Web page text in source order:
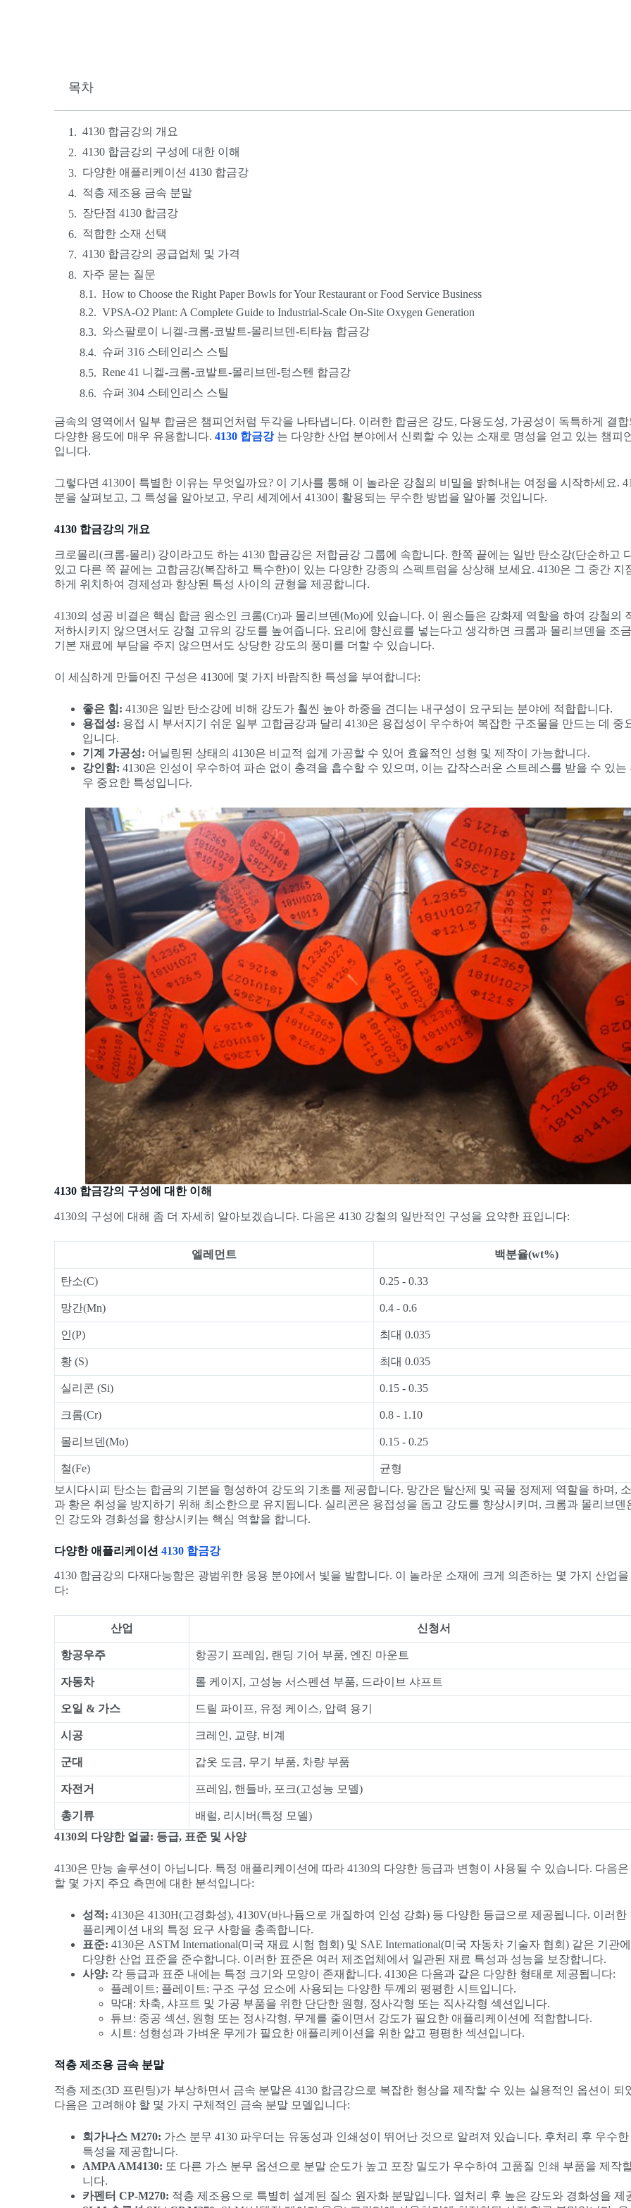
목차
4130 합금강의 개요
4130 합금강의 구성에 대한 이해
다양한 애플리케이션 4130 합금강
적층 제조용 금속 분말
장단점 4130 합금강
적합한 소재 선택
4130 합금강의 공급업체 및 가격
자주 묻는 질문
How to Choose the Right Paper Bowls for Your Restaurant or Food Service Business
VPSA-O2 Plant: A Complete Guide to Industrial-Scale On-Site Oxygen Generation
와스팔로이 니켈-크롬-코발트-몰리브덴-티타늄 합금강
슈퍼 316 스테인리스 스틸
Rene 41 니켈-크롬-코발트-몰리브덴-텅스텐 합금강
슈퍼 304 스테인리스 스틸
금속의 영역에서 일부 합금은 챔피언처럼 두각을 나타냅니다. 이러한 합금은 강도, 다용도성, 가공성이 독특하게 결합
다양한 용도에 매우 유용합니다.4130 합금강는 다양한 산업 분야에서 신뢰할 수 있는 소재로 명성을 얻고 있는 챔피
입니다.
그렇다면 4130이 특별한 이유는 무엇일까요? 이 기사를 통해 이 놀라운 강철의 비밀을 밝혀내는 여정을 시작하세요.
분을 살펴보고, 그 특성을 알아보고, 우리 세계에서 4130이 활용되는 무수한 방법을 알아볼 것입니다.
4130 합금강의 개요
크로몰리(크롬-몰리) 강이라고도 하는 4130 합금강은 저합금강 그룹에 속합니다. 한쪽 끝에는 일반 탄소강(단순하고
있고 다른 쪽 끝에는 고합금강(복잡하고 특수한)이 있는 다양한 강종의 스펙트럼을 상상해 보세요. 4130은 그 중간 지
하게 위치하여 경제성과 향상된 특성 사이의 균형을 제공합니다.
4130의 성공 비결은 핵심 합금 원소인 크롬(Cr)과 몰리브덴(Mo)에 있습니다. 이 원소들은 강화제 역할을 하여 강철의
저하시키지 않으면서도 강철 고유의 강도를 높여줍니다. 요리에 향신료를 넣는다고 생각하면 크롬과 몰리브덴을 조
기본 재료에 부담을 주지 않으면서도 상당한 강도의 풍미를 더할 수 있습니다.
이 세심하게 만들어진 구성은 4130에 몇 가지 바람직한 특성을 부여합니다:
좋은 힘: 4130은 일반 탄소강에 비해 강도가 훨씬 높아 하중을 견디는 내구성이 요구되는 분야에 적합합니다.
용접성: 용접 시 부서지기 쉬운 일부 고합금강과 달리 4130은 용접성이 우수하여 복잡한 구조물을 만드는 데 중
입니다.
기계 가공성: 어닐링된 상태의 4130은 비교적 쉽게 가공할 수 있어 효율적인 성형 및 제작이 가능합니다.
강인함: 4130은 인성이 우수하여 파손 없이 충격을 흡수할 수 있으며, 이는 갑작스러운 스트레스를 받을 수 있는
우 중요한 특성입니다.
4130 합금강의 구성에 대한 이해
4130의 구성에 대해 좀 더 자세히 알아보겠습니다. 다음은 4130 강철의 일반적인 구성을 요약한 표입니다:
엘레먼트 백분율(wt%)
탄소(C) 0.25 - 0.33
망간(Mn) 0.4 - 0.6
인(P) 최대 0.035
황 (S) 최대 0.035
실리콘 (Si) 0.15 - 0.35
크롬(Cr) 0.8 - 1.10
몰리브덴(Mo) 0.15 - 0.25
철(Fe)
균형
보시다시피 탄소는 합금의 기본을 형성하여 강도의 기초를 제공합니다. 망간은 탈산제 및 곡물 정제제 역할을 하며, 소
과 황은 취성을 방지하기 위해 최소한으로 유지됩니다. 실리콘은 용접성을 돕고 강도를 향상시키며, 크롬과 몰리브덴
인 강도와 경화성을 향상시키는 핵심 역할을 합니다.
다양한 애플리케이션4130 합금강
4130 합금강의 다재다능함은 광범위한 응용 분야에서 빛을 발합니다. 이 놀라운 소재에 크게 의존하는 몇 가지 산업을
다:
산업 신청서
항공우주 항공기 프레임, 랜딩 기어 부품, 엔진 마운트
자동차 롤 케이지, 고성능 서스펜션 부품, 드라이브 샤프트
오일 & 가스 드릴 파이프, 유정 케이스, 압력 용기
시공 크레인, 교량, 비계
군대 갑옷 도금, 무기 부품, 차량 부품
자전거 프레임, 핸들바, 포크(고성능 모델)
총기류
배럴, 리시버(특정 모델)
4130의 다양한 얼굴: 등급, 표준 및 사양
4130은 만능 솔루션이 아닙니다. 특정 애플리케이션에 따라 4130의 다양한 등급과 변형이 사용될 수 있습니다. 다음
할 몇 가지 주요 측면에 대한 분석입니다:
성적: 4130은 4130H(고경화성), 4130V(바나듐으로 개질하여 인성 강화) 등 다양한 등급으로 제공됩니다. 이러한
플리케이션 내의 특정 요구 사항을 충족합니다.
표준: 4130은 ASTM International(미국 재료 시험 협회) 및 SAE International(미국 자동차 기술자 협회) 같은 기관
다양한 산업 표준을 준수합니다. 이러한 표준은 여러 제조업체에서 일관된 재료 특성과 성능을 보장합니다.
사양: 각 등급과 표준 내에는 특정 크기와 모양이 존재합니다. 4130은 다음과 같은 다양한 형태로 제공됩니다:
플레이트: 플레이트: 구조 구성 요소에 사용되는 다양한 두께의 평평한 시트입니다.
막대: 차축, 샤프트 및 가공 부품을 위한 단단한 원형, 정사각형 또는 직사각형 섹션입니다.
튜브: 중공 섹션, 원형 또는 정사각형, 무게를 줄이면서 강도가 필요한 애플리케이션에 적합합니다.
시트: 성형성과 가벼운 무게가 필요한 애플리케이션을 위한 얇고 평평한 섹션입니다.
적층 제조용 금속 분말
적층 제조(3D 프린팅)가 부상하면서 금속 분말은 4130 합금강으로 복잡한 형상을 제작할 수 있는 실용적인 옵션이 되
다음은 고려해야 할 몇 가지 구체적인 금속 분말 모델입니다:
회가나스 M270: 가스 분무 4130 파우더는 유동성과 인쇄성이 뛰어난 것으로 알려져 있습니다. 후처리 후 우수한
특성을 제공합니다.
AMPA AM4130: 또 다른 가스 분무 옵션으로 분말 순도가 높고 포장 밀도가 우수하여 고품질 인쇄 부품을 제작
니다.
카펜터 CP-M270: 적층 제조용으로 특별히 설계된 질소 원자화 분말입니다. 열처리 후 높은 강도와 경화성을 제